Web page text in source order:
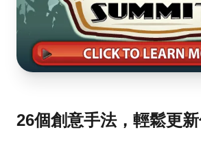
26個創意手法，輕鬆更